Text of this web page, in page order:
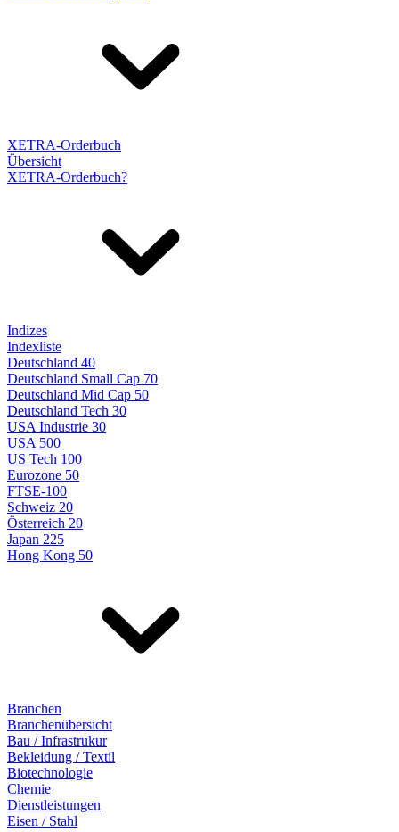
XETRA-Orderbuch
Übersicht
XETRA-Orderbuch?
Indizes
Indexliste
Deutschland 40
Deutschland Small Cap 70
Deutschland Mid Cap 50
Deutschland Tech 30
USA Industrie 30
USA 500
US Tech 100
Eurozone 50
FTSE-100
Schweiz 20
Österreich 20
Japan 225
Hong Kong 50
Branchen
Branchenübersicht
Bau / Infrastrukur
Bekleidung / Textil
Biotechnologie
Chemie
Dienstleistungen
Eisen / Stahl